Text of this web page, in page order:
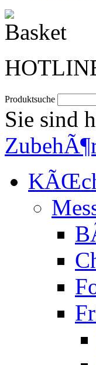
Produktsuche
Sie sind